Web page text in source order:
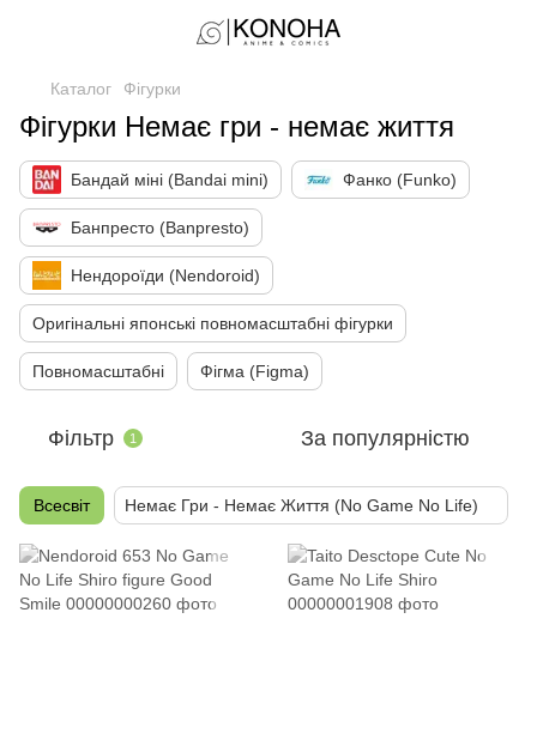
Каталог Фігурки
Фігурки Немає гри - немає життя
Бандай міні (Bandai mini) Фанко (Funko)
Банпресто (Banpresto)
Нендороїди (Nendoroid)
Оригінальні японські повномасштабні фігурки
Повномасштабні Фігма (Figma)
Фільтр 1 За популярністю
Всесвіт Немає Гри - Немає Життя (No Game No Life)